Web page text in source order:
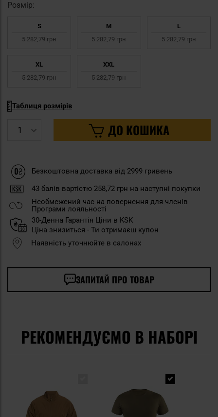
Pозмір:
S
5 282,79 грн
M
5 282,79 грн
L
5 282,79 грн
XL
5 282,79 грн
XXL
5 282,79 грн
Таблиця розмірів
ДО КОШИКА
Безкоштовна доставка від 2999 гривень
43 балів вартістю 258,72 грн на наступні покупки
Необмежений час на повернення для членів
Програми лояльності
30-Денна Гарантія Ціни в KSK
Ціна знизиться - Ти отримаєш купон
Наявність уточнюйте в салонах
ЗАПИТАЙ ПРО ТОВАР
РЕКОМЕНДУЄМО В НАБОРІ